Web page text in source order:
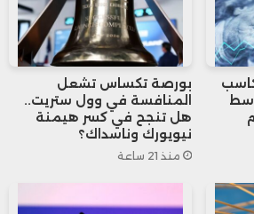
كبير اقتصاديي الصين لدى
بحثية أن العام المقبل
بالنسبة لصادرات الصين،
إذ يرى أنها ستنخفض 1.5% على ، مقارنة مع
بورصة تكساس تشعل
المنافسة في وول ستريت..
هل تنجح في كسر هيمنة
نيويورك وناسداك؟
منذ 21 ساعة